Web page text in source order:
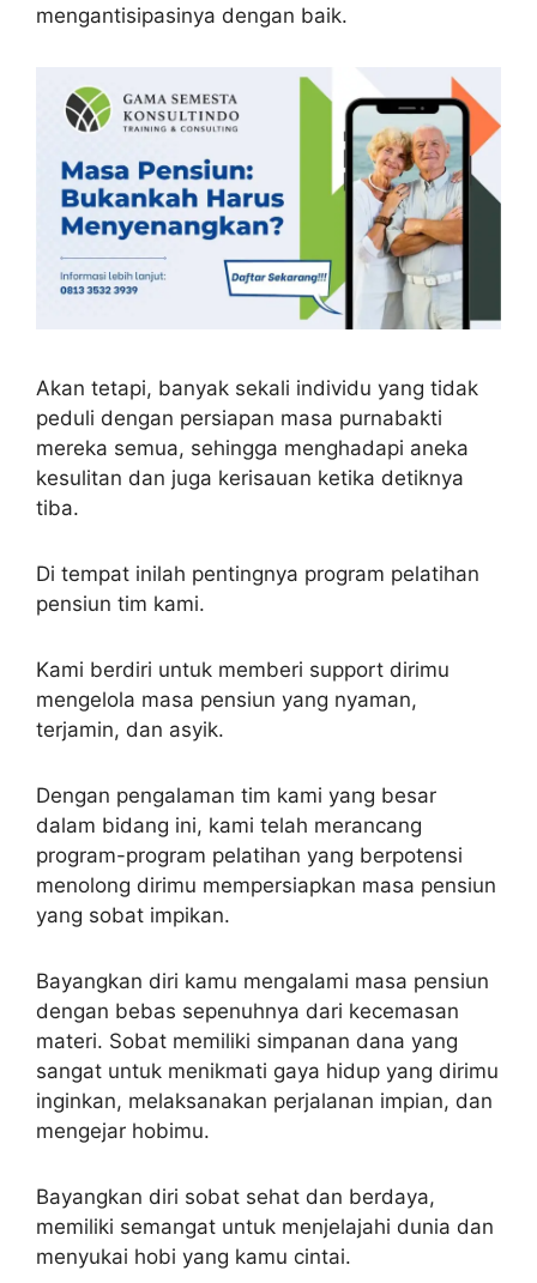
mengantisipasinya dengan baik.
Akan tetapi, banyak sekali individu yang tidak
peduli dengan persiapan masa purnabakti
mereka semua, sehingga menghadapi aneka
kesulitan dan juga kerisauan ketika detiknya
tiba.
Di tempat inilah pentingnya program pelatihan
pensiun tim kami.
Kami berdiri untuk memberi support dirimu
mengelola masa pensiun yang nyaman,
terjamin, dan asyik.
Dengan pengalaman tim kami yang besar
dalam bidang ini, kami telah merancang
program-program pelatihan yang berpotensi
menolong dirimu mempersiapkan masa pensiun
yang sobat impikan.
Bayangkan diri kamu mengalami masa pensiun
dengan bebas sepenuhnya dari kecemasan
materi. Sobat memiliki simpanan dana yang
sangat untuk menikmati gaya hidup yang dirimu
inginkan, melaksanakan perjalanan impian, dan
mengejar hobimu.
Bayangkan diri sobat sehat dan berdaya,
memiliki semangat untuk menjelajahi dunia dan
menyukai hobi yang kamu cintai.